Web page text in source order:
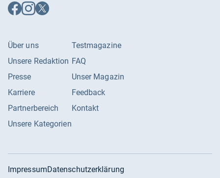
Auf
Facebook
Auf
Instagram
Auf
X
Über uns
Unsere Redaktion
Presse
Karriere
Partnerbereich
Unsere Kategorien
Testmagazine
FAQ
Unser Magazin
Feedback
Kontakt
ImpressumDatenschutzerklärung